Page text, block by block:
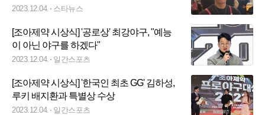
안 키움 야구 재미있게 봐주세요" [인터뷰]
2023.12.04. 스타뉴스
[조아제약 시상식] '공로상' 최강야구, "예능
이 아닌 야구를 하겠다"
2023.12.04. 일간스포츠
[조아제약 시상식] '한국인 최초 GG' 김하성,
루키 배지환과 특별상 수상
2023.12.04. 일간스포츠